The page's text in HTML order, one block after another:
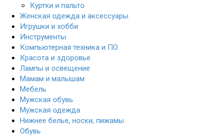
Куртки и пальто
Женская одежда и аксессуары
Игрушки и хобби
Инструменты
Компьютерная техника и ПО
Красота и здоровье
Лампы и освещение
Мамам и малышам
Мебель
Мужская обувь
Мужская одежда
Нижнее белье, носки, пижамы
Обувь